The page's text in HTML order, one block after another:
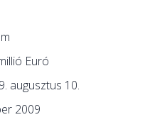
Euró
augusztus 10.
2009